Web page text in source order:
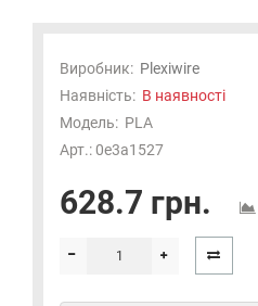
Виробник: Plexiwire
Наявність: В наявності
Модель: PLA
Арт.: 0e3a1527
628.7 грн.